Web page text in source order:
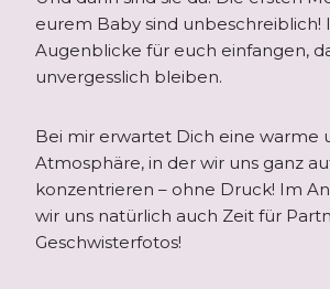
eurem Baby sind unbeschreiblich!
Augenblicke für euch einfangen,
unvergesslich bleiben.
Bei mir erwartet Dich eine warme
Atmosphäre, in der wir uns ganz
konzentrieren – ohne Druck! Im
wir uns natürlich auch Zeit für
Geschwisterfotos!